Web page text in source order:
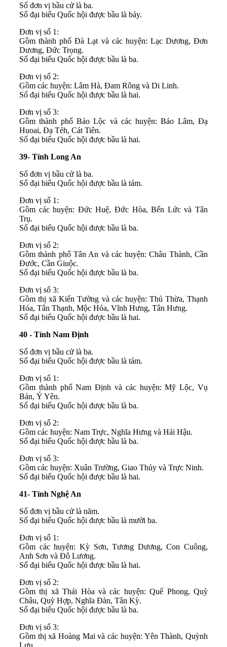
Số đơn vị bầu cử là ba.
Số đại biểu Quốc hội được bầu là bảy.
Đơn vị số 1:
Gồm thành phố Đà Lạt và các huyện: Lạc Dương, Đơn
Dương, Đức Trọng.
Số đại biểu Quốc hội được bầu là ba.
Đơn vị số 2:
Gồm các huyện: Lâm Hà, Đam Rông và Di Linh.
Số đại biểu Quốc hội được bầu là hai.
Đơn vị số 3:
Gồm thành phố Bảo Lộc và các huyện: Bảo Lâm, Đạ
Huoai, Đạ Tẻh, Cát Tiên.
Số đại biểu Quốc hội được bầu là hai.
39- Tỉnh Long An
Số đơn vị bầu cử là ba.
Số đại biểu Quốc hội được bầu là tám.
Đơn vị số 1:
Gồm các huyện: Đức Huệ, Đức Hòa, Bến Lức và Tân
Trụ.
Số đại biểu Quốc hội được bầu là ba.
Đơn vị số 2:
Gồm thành phố Tân An và các huyện: Châu Thành, Cần
Đước, Cần Giuộc.
Số đại biểu Quốc hội được bầu là ba.
Đơn vị số 3:
Gồm thị xã Kiến Tường và các huyện: Thủ Thừa, Thạnh
Hóa, Tân Thạnh, Mộc Hóa, Vĩnh Hưng, Tân Hưng.
Số đại biểu Quốc hội được bầu là hai.
40 - Tỉnh Nam Định
Số đơn vị bầu cử là ba.
Số đại biểu Quốc hội được bầu là tám.
Đơn vị số 1:
Gồm thành phố Nam Định và các huyện: Mỹ Lộc, Vụ
Bản, Ý Yên.
Số đại biểu Quốc hội được bầu là ba.
Đơn vị số 2:
Gồm các huyện: Nam Trực, Nghĩa Hưng và Hải Hậu.
Số đại biểu Quốc hội được bầu là ba.
Đơn vị số 3:
Gồm các huyện: Xuân Trường, Giao Thủy và Trực Ninh.
Số đại biểu Quốc hội được bầu là hai.
41- Tỉnh Nghệ An
Số đơn vị bầu cử là năm.
Số đại biểu Quốc hội được bầu là mười ba.
Đơn vị số 1:
Gồm các huyện: Kỳ Sơn, Tương Dương, Con Cuông,
Anh Sơn và Đô Lương.
Số đại biểu Quốc hội được bầu là hai.
Đơn vị số 2:
Gồm thị xã Thái Hòa và các huyện: Quế Phong, Quỳ
Châu, Quỳ Hợp, Nghĩa Đàn, Tân Kỳ.
Số đại biểu Quốc hội được bầu là ba.
Đơn vị số 3:
Gồm thị xã Hoàng Mai và các huyện: Yên Thành, Quỳnh
Lưu.